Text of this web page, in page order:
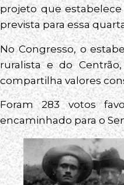
projeto que
prevista para essa
No Congresso, o
ruralista e do
compartilha valores
Foram 283 votos
encaminhado para o